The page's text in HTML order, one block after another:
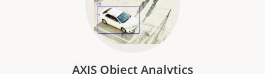
AXIS Object Analytics